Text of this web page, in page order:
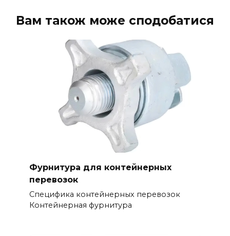
Вам також може сподобатися
Фурнитура для контейнерных
перевозок
Специфика контейнерных перевозок
Контейнерная фурнитура